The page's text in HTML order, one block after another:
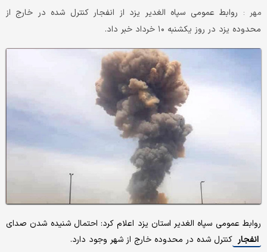
مهر : روابط عمومی سپاه الغدیر یزد از انفجار کنترل شده در خارج از
محدوده یزد در روز یکشنبه ۱۰ خرداد خبر داد.
روابط عمومی سپاه الغدیر استان یزد اعلام کرد: احتمال شنیده شدن صدای
انفجار کنترل شده در محدوده خارج از شهر وجود دارد.